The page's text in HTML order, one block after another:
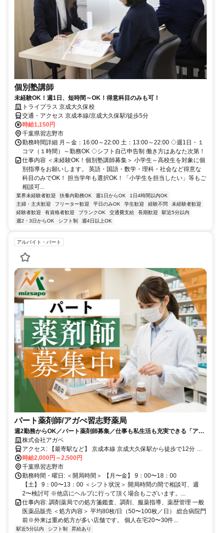
個別塾講師
未経験OK！週1日、短時間～OK！得意科目のみも可！
トライプラス 京成大久保校
交通・アクセス 京成本線/京成大久保駅/徒歩5分
時給1,150円
千葉県習志野市
勤務時間詳細 月～金：16:00～22:00 土：13:00～22:00 ◇週1日・１
コマ（１時間）～勤務OK ◇シフト自己申告制 働き方はあなた次第！
仕事内容 ＜未経験OK！個別塾講師募集＞ 小学生～高校生を対象に個
別指導をお願いします。 英語・国語・数学・理科・社会など得意な
科目のみでOK！ 担当学年も選択OK！「小学生を担当したい」等もご
相談可...
業界未経験者歓迎 扶養内勤務OK 週1日からOK
1日4時間以内OK
主婦・主夫歓迎
フリーター歓迎 平日のみOK 学生歓迎 経験不問
未経験者歓迎
経験者歓迎
有資格者歓迎 ブランクOK 交通費支給 長期歓迎
駅近5分以内
週2・3日からOK
シフト制 週4日以上OK
アルバイト・パート
パート薬剤師/アガぺ習志野薬局
週2勤務からOK／パート薬剤師募集／仕事も私生活も充実できる「アガ
ペ」の調剤薬局で経験を活かし働きませんか？
株式会社アガペ
アクセス: 【最寄駅など】 京成本線 京成大久保駅から徒歩で12分 マ
イカー通勤要相談
時給2,000円～2,500円
千葉県習志野市
勤務時間・曜日: ＜開局時間＞ 【月〜金】 9：00〜18：00
【土】 9：00〜13：00 ＜シフト状況＞ 開局時間の間で相談可、週
2〜検討可 ※他店にヘルプに行って頂く場合もございます。...
仕事内容: 調剤薬局での処方箋鑑査、調剤、服薬指導、薬歴管理 一般
医薬品販売 ＜処方内容＞ 平均80枚/日（50〜100枚／日） 総合病院門
前※外来は重め処方が多い店舗です。 個人在宅20〜30件...
駅近5分以内 シフト制 昇給あり